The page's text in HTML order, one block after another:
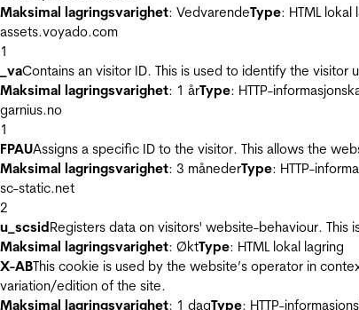
Maksimal lagringsvarighet: VedvarendeType: HTML lokal
assets.voyado.com
1
_vaContains an visitor ID. This is used to identify the
Maksimal lagringsvarighet: 1 årType: HTTP-
garnius.no
1
FPAUAssigns a specific ID to the visitor. This allows the
Maksimal lagringsvarighet: 3 månederType: HTTP-
sc-static.net
2
u_scsidRegisters data on visitors' website-behaviour. This
Maksimal lagringsvarighet: ØktType: HTML lokal lagring
X-ABThis cookie is used by the website’s operator in
variation/edition of the site.
Maksimal lagringsvarighet: 1 dagType: HTTP-